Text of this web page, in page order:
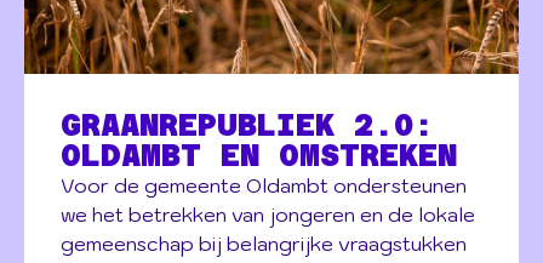
GRAANREPUBLIEK 2.0:
OLDAMBT EN OMSTREKEN
Voor de gemeente Oldambt ondersteunen
we het betrekken van jongeren en de lokale
gemeenschap bij belangrijke vraagstukken